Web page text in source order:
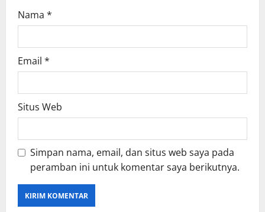
Nama *
Email *
Situs Web
Simpan nama, email, dan situs web saya pada
peramban ini untuk komentar saya berikutnya.